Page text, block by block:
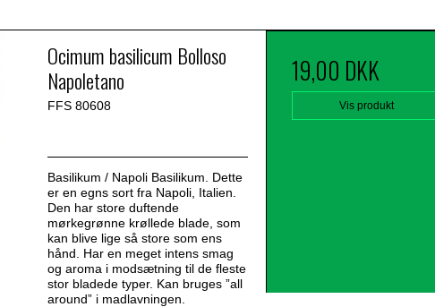
Ocimum basilicum Bolloso
Napoletano
FFS 80608
Basilikum / Napoli Basilikum. Dette
er en egns sort fra Napoli, Italien.
Den har store duftende
mørkegrønne krøllede blade, som
kan blive lige så store som ens
hånd. Har en meget intens smag
og aroma i modsætning til de fleste
stor bladede typer. Kan bruges ”all
around” i madlavningen.
19,00 DKK
Vis produkt